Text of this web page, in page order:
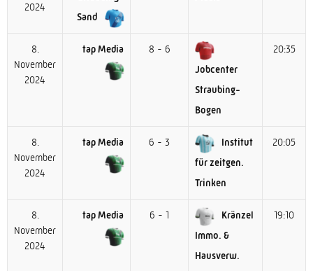
2024
Sand
8.
November
2024
tap Media
8 - 6
Jobcenter
Straubing-
Bogen
20:35
8.
November
2024
tap Media 6 - 3
Institut
für zeitgen.
Trinken
20:05
8.
November
2024
tap Media 6 - 1
Kränzel
Immo. &
Hausverw.
19:10